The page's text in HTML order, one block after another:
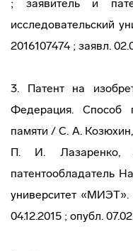
; заявитель и
исследовательский
2016107474 ; заявл.
3. Патент на
Федерация. Способ
памяти / С. А.
П. И. Лазаренко,
патентообладатель
университет
04.12.2015 ; опубл.